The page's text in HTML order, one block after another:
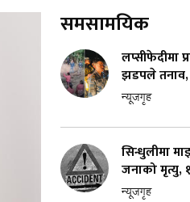
समसामयिक
लप्सीफेदीमा
झडपले तनाव,
न्यूजगृह
सिन्धुलीमा
जनाको मृत्यु,
न्यूजगृह